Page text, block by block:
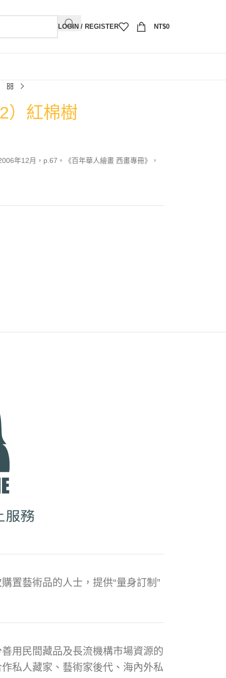
LOGIN / REGISTER NT$0
）紅棉樹
年12月，p.67。《百年華人繪畫 西畫專冊》，
置藝術品的人士，提供“量身訂制”
用民間藏品及長流機構市場資源的
私人藏家、藝術家後代、海內外私